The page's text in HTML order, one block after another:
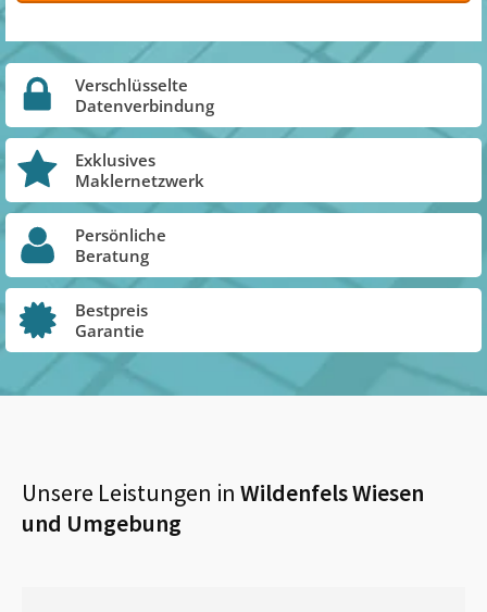
Verschlüsselte
Datenverbindung
Exklusives
Maklernetzwerk
Persönliche
Beratung
Bestpreis
Garantie
Unsere Leistungen in Wildenfels Wiesen
und Umgebung